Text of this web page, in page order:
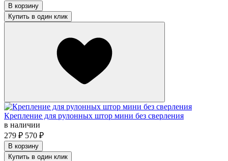
В корзину
Купить в один клик
Крепление для рулонных штор мини без сверления
в наличии
279 ₽ 570 ₽
В корзину
Купить в один клик